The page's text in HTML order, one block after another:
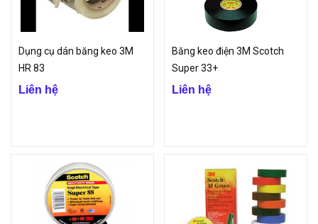
Công ty TNHH VinP là đơn vị uy tín chuyên phân phối sản phẩm
băng dính 3M với giá cả hợp lý, chất lượng sản phẩm tuyệt vời
Dụng cụ dán băng keo 3M
HR 83
Liên hệ
Băng keo điện 3M Scotch
Super 33+
Liên hệ